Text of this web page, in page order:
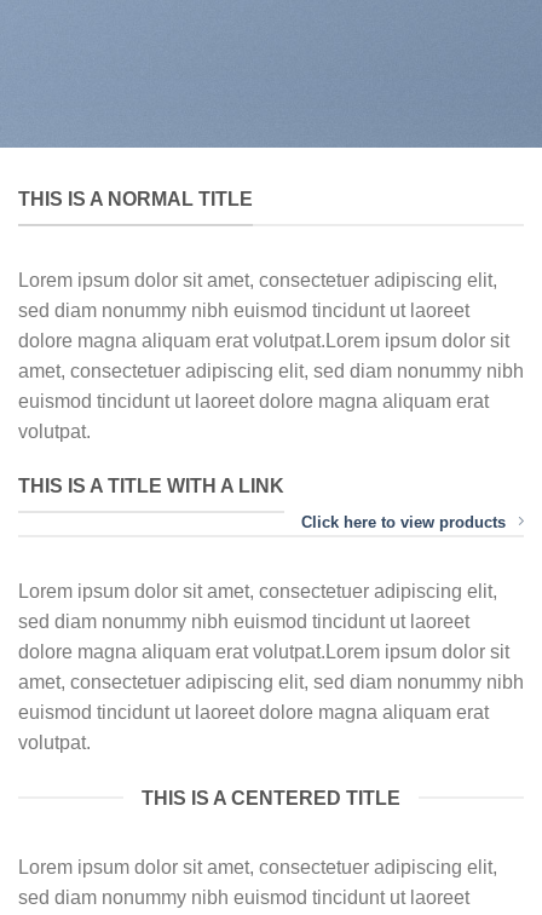
THIS IS A NORMAL TITLE
Lorem ipsum dolor sit amet, consectetuer adipiscing elit,
sed diam nonummy nibh euismod tincidunt ut laoreet
dolore magna aliquam erat volutpat.Lorem ipsum dolor sit
amet, consectetuer adipiscing elit, sed diam nonummy nibh
euismod tincidunt ut laoreet dolore magna aliquam erat
volutpat.
THIS IS A TITLE WITH A LINK
Click here to view products
Lorem ipsum dolor sit amet, consectetuer adipiscing elit,
sed diam nonummy nibh euismod tincidunt ut laoreet
dolore magna aliquam erat volutpat.Lorem ipsum dolor sit
amet, consectetuer adipiscing elit, sed diam nonummy nibh
euismod tincidunt ut laoreet dolore magna aliquam erat
volutpat.
THIS IS A CENTERED TITLE
Lorem ipsum dolor sit amet, consectetuer adipiscing elit,
sed diam nonummy nibh euismod tincidunt ut laoreet